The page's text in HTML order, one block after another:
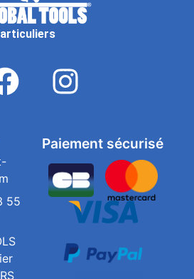
Paiement sécurisé
55